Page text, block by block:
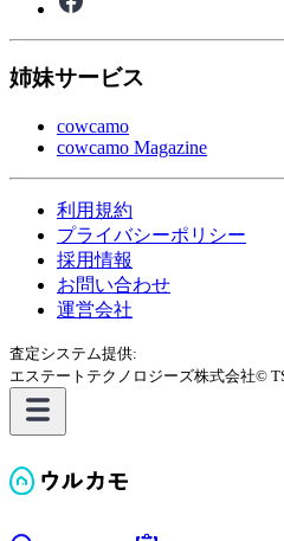
姉妹サービス
cowcamo
cowcamo Magazine
利用規約
プライバシーポリシー
採用情報
お問い合わせ
運営会社
査定システム提供:
エステートテクノロジーズ株式会社©